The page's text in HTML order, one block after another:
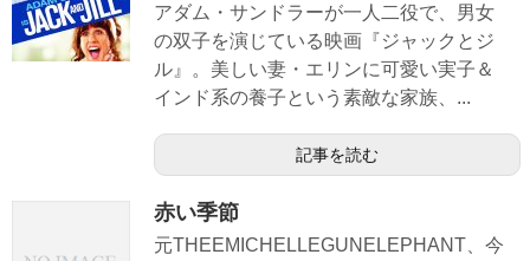
アダム・サンドラーが一人二役で、男女
の双子を演じている映画『ジャックとジ
ル』。美しい妻・エリンに可愛い実子＆
インド系の養子という素敵な家族、...
記事を読む
赤い季節
元THEEMICHELLEGUNELEPHANT、今